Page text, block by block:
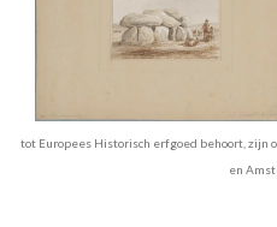
tot Europees Historisch erfgoed behoort,
en